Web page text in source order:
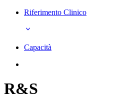
Riferimento Clinico
Capacità
R&S